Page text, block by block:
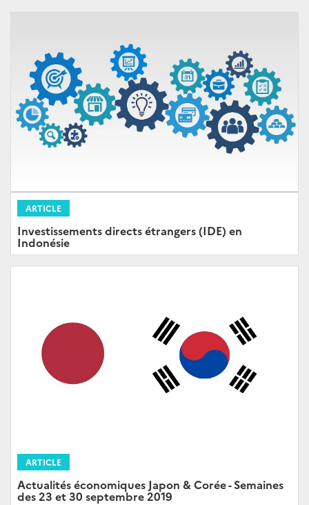
ARTICLE
Investissements directs étrangers (IDE) en
Indonésie
ARTICLE
Actualités économiques Japon & Corée - Semaines
des 23 et 30 septembre 2019